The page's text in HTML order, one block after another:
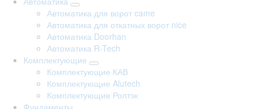
Автоматика для ворот came
Автоматика для откатных ворот nice
Автоматика Doorhan
Автоматика R-Tech
Комплектующие
Комплектующие КАВ
Комплектующие Alutech
Комплектующие Ролтэк
Фундаменты